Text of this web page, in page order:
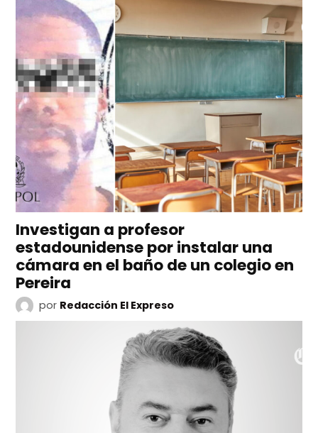
Investigan a profesor
estadounidense por instalar una
cámara en el baño de un colegio en
Pereira
por Redacción El Expreso